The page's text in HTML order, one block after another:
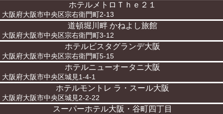
ホテルメトロＴｈｅ２１
大阪府大阪市中央区宗右衛門町2-13
道頓堀川畔 かねよし旅館
大阪府大阪市中央区宗右衛門町3-12
ホテルビスタグランデ大阪
大阪府大阪市中央区宗右衛門町5-15
ホテルニューオータニ大阪
大阪府大阪市中央区城見1-4-1
ホテルモントレ ラ・スール大阪
大阪府大阪市中央区城見2-2-22
スーパーホテル大阪・谷町四丁目